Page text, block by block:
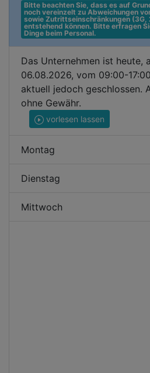
Bitte beachten Sie, dass es auf
noch vereinzelt zu Abweichungen
sowie Zutrittseinschränkungen (3G,
entstehend können. Bitte erfragen
Dinge beim Personal.
Das Unternehmen ist heute,
06.08.2026, vom 09:00-
aktuell jedoch geschlossen.
ohne Gewähr.
vorlesen lassen
Montag
Dienstag
Mittwoch